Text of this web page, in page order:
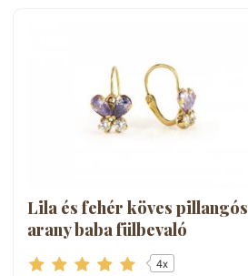
Lila és fehér köves pillangós
arany baba fülbevaló
4x